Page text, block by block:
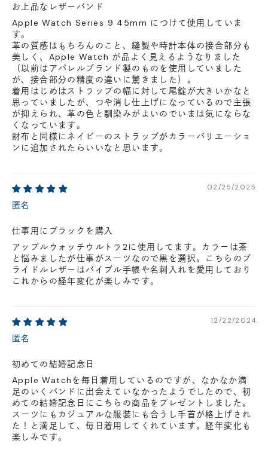
お上品なレザーバンド
Apple Watch Series 9 45mm につけて使用していま
す。
革の質感はもちろんのこと、縫製や時計本体の接合部分も
美しく、Apple Watch が品よく見えるようなりました
（以前はアパレルブランド製のものを使用していました
が、接合部分の精度の違いに驚きました）。
着用はじめはストラップの幅に対して尾錠が大きいかなと
思っていましたが、つや消し仕上げになっているので主張
が抑えられ、革の色と馴染みがよいのでいまは気にならな
くなっています。
財布と同様にネイビーのストラップがカラーバリエーショ
ンに追加されたらいいなと思います。
02/25/2025
匿名
仕事用にブラックを購入
アップルウォッチウルトラ2に使用してます。カラーは茶
と悩みましたが仕事がスーツなので黒を選択。こちらのブ
ライドルレザーはバイブル手帳や名刺入れを愛用しており
これからの経年変化が楽しみです。
12/22/2024
匿名
初めての結婚記念日
Apple Watchを毎日着用しているのですが、なかなか満
足のいくバンドに出会えていなかったようでしたので、初
めての結婚記念日にこちらの商品をプレゼントしました。
スーツにもカジュアルな服装にも合うし手首が格上げされ
た！と満足して、毎日着用してくれています。経年変化も
楽しみです。